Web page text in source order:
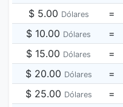
$ 5.00 Dólares =
$ 10.00 Dólares =
$ 15.00 Dólares =
$ 20.00 Dólares =
$ 25.00 Dólares =